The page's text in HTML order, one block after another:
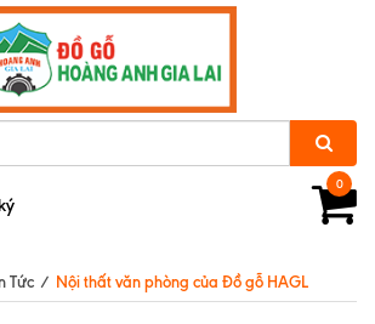
0
Tức / Nội thất văn phòng của Đồ gỗ HAGL